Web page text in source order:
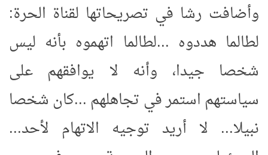
وأضافت رشا في تصريحاتها لقناة الحرة:
لطالما هددوه ...لطالما اتهموه بأنه ليس
شخصا جيدا، وأنه لا يوافقهم على
سياستهم استمر في تجاهلهم ...كان شخصا
نبيلا... لا أريد توجيه الاتهام لأحد...